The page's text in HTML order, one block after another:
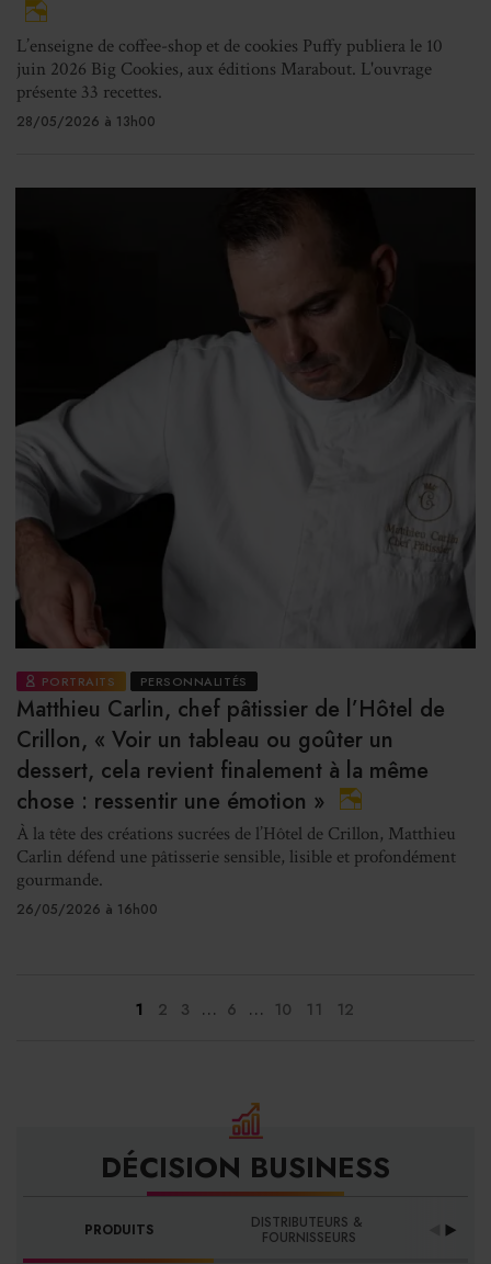
L’enseigne de coffee-shop et de cookies Puffy publiera le 10
juin 2026 Big Cookies, aux éditions Marabout. L'ouvrage
présente 33 recettes.
28/05/2026 à 13h00
PORTRAITS PERSONNALITÉS
Matthieu Carlin, chef pâtissier de l’Hôtel de
Crillon, « Voir un tableau ou goûter un
dessert, cela revient finalement à la même
chose : ressentir une émotion »
À la tête des créations sucrées de l’Hôtel de Crillon, Matthieu
Carlin défend une pâtisserie sensible, lisible et profondément
gourmande.
26/05/2026 à 16h00
1 2 3 ... 6 ... 10 11 12
DÉCISION BUSINESS
PRODUITS DISTRIBUTEURS &
FOURNISSEURS